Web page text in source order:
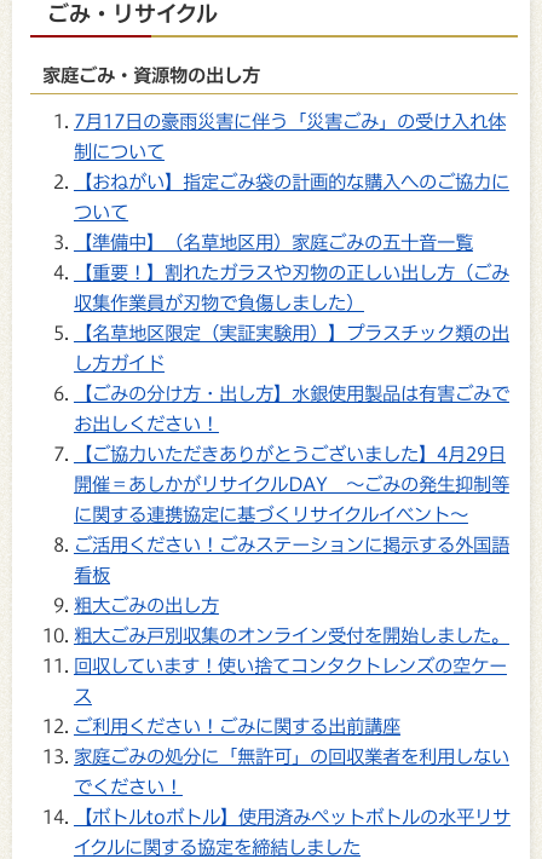
ごみ・リサイクル
家庭ごみ・資源物の出し方
7月17日の豪雨災害に伴う「災害ごみ」の受け入れ体
制について
【おねがい】指定ごみ袋の計画的な購入へのご協力に
ついて
【準備中】（名草地区用）家庭ごみの五十音一覧
【重要！】割れたガラスや刃物の正しい出し方（ごみ
収集作業員が刃物で負傷しました）
【名草地区限定（実証実験用）】プラスチック類の出
し方ガイド
【ごみの分け方・出し方】水銀使用製品は有害ごみで
お出しください！
【ご協力いただきありがとうございました】4月29日
開催＝あしかがリサイクルDAY ～ごみの発生抑制等
に関する連携協定に基づくリサイクルイベント～
ご活用ください！ごみステーションに掲示する外国語
看板
粗大ごみの出し方
粗大ごみ戸別収集のオンライン受付を開始しました。
回収しています！使い捨てコンタクトレンズの空ケー
ス
ご利用ください！ごみに関する出前講座
家庭ごみの処分に「無許可」の回収業者を利用しない
でください！
【ボトルtoボトル】使用済みペットボトルの水平リサ
イクルに関する協定を締結しました